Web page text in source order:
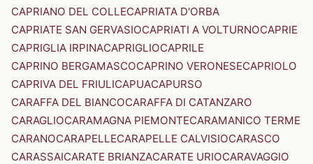
CAPRIANO DEL COLLECAPRIATA D'ORBA
CAPRIATE SAN GERVASIOCAPRIATI A VOLTURNOCAPRIE
CAPRIGLIA IRPINACAPRIGLIOCAPRILE
CAPRINO BERGAMASCOCAPRINO VERONESECAPRIOLO
CAPRIVA DEL FRIULICAPUACAPURSO
CARAFFA DEL BIANCOCARAFFA DI CATANZARO
CARAGLIOCARAMAGNA PIEMONTECARAMANICO TERME
CARANOCARAPELLECARAPELLE CALVISIOCARASCO
CARASSAICARATE BRIANZACARATE URIOCARAVAGGIO